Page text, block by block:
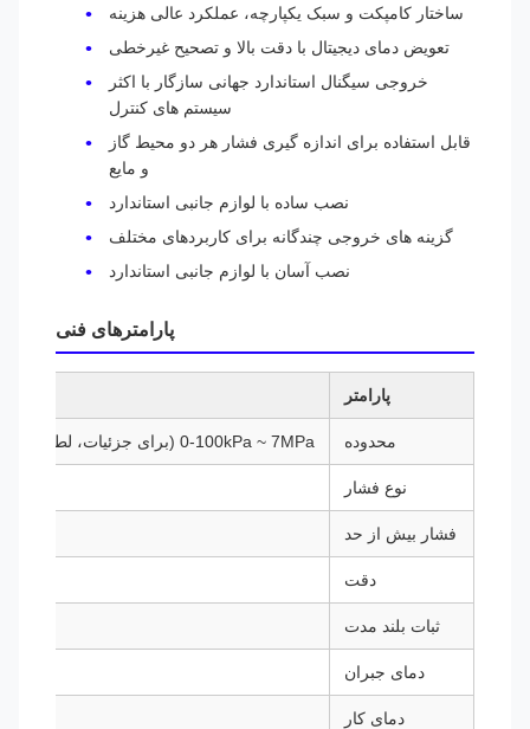
ساختار کامپکت و سبک یکپارچه، عملکرد عالی هزینه
تعویض دمای دیجیتال با دقت بالا و تصحیح غیرخطی
خروجی سیگنال استاندارد جهانی سازگار با اکثر
سیستم های کنترل
قابل استفاده برای اندازه گیری فشار هر دو محیط گاز
و مایع
نصب ساده با لوازم جانبی استاندارد
گزینه های خروجی چندگانه برای کاربردهای مختلف
نصب آسان با لوازم جانبی استاندارد
پارامترهای فنی
پارامتر
محدوده 0-100kPa ~ 7MPa (برای جزئیات، لطفا به جدول انتخاب مراجعه کنید)
نوع فشار
فشار بیش از حد
ثبات بلند مدت
دمای جبران
دمای کار